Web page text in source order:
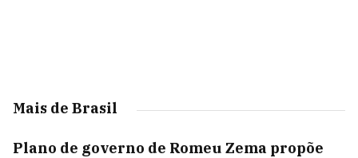
Mais de Brasil
Plano de governo de Romeu Zema propõe